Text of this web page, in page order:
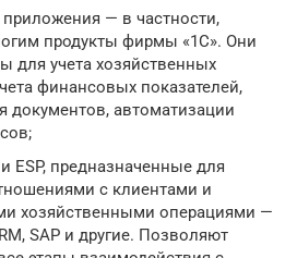
приложения — в частности,
продукты фирмы «1С». Они
для учета хозяйственных
финансовых показателей,
документов, автоматизации
ESP, предназначенные для
с клиентами и
хозяйственными операциями —
SAP и другие. Позволяют